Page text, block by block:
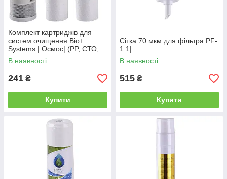
Комплект картриджів для
систем очищення Bio+
Systems | Осмос| (PP, СТО,
РР)
В наявності
241 ₴
Купити
Сітка 70 мкм для фільтра PF-
1 1|
В наявності
515 ₴
Купити